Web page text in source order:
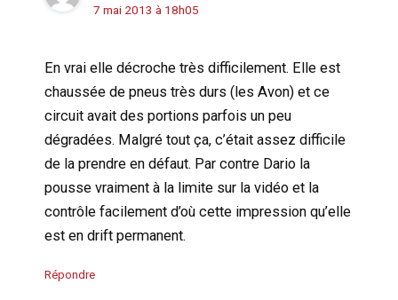
7 mai 2013 à 18h05
En vrai elle décroche très difficilement. Elle est
chaussée de pneus très durs (les Avon) et ce
circuit avait des portions parfois un peu
dégradées. Malgré tout ça, c’était assez difficile
de la prendre en défaut. Par contre Dario la
pousse vraiment à la limite sur la vidéo et la
contrôle facilement d’où cette impression qu’elle
est en drift permanent.
Répondre